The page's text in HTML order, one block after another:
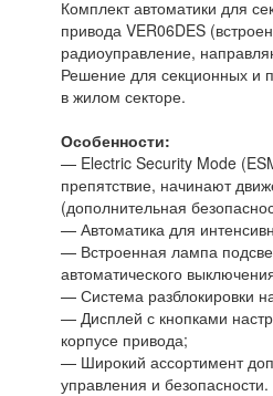
Комплект автоматики для
привода VER06DES
радиоуправление,
Решение для секционных и
в жилом секторе.
Особенности:
— Electric Security Mode
препятствие, начинают
(дополнительная
— Автоматика для
— Встроенная лампа
автоматического
— Система разблокировки
— Дисплей с кнопками
корпусе привода;
— Широкий ассортимент
управления и безопасности.